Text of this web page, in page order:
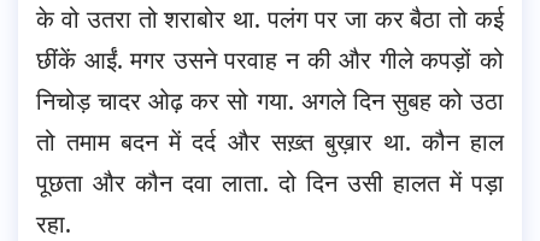
के वो उतरा तो शराबोर था. पलंग पर जा कर बैठा तो कई
छींकें आईं. मगर उसने परवाह न की और गीले कपड़ों को
निचोड़ चादर ओढ़ कर सो गया. अगले दिन सुबह को उठा
तो तमाम बदन में दर्द और सख़्त बुख़ार था. कौन हाल
पूछता और कौन दवा लाता. दो दिन उसी हालत में पड़ा
रहा.